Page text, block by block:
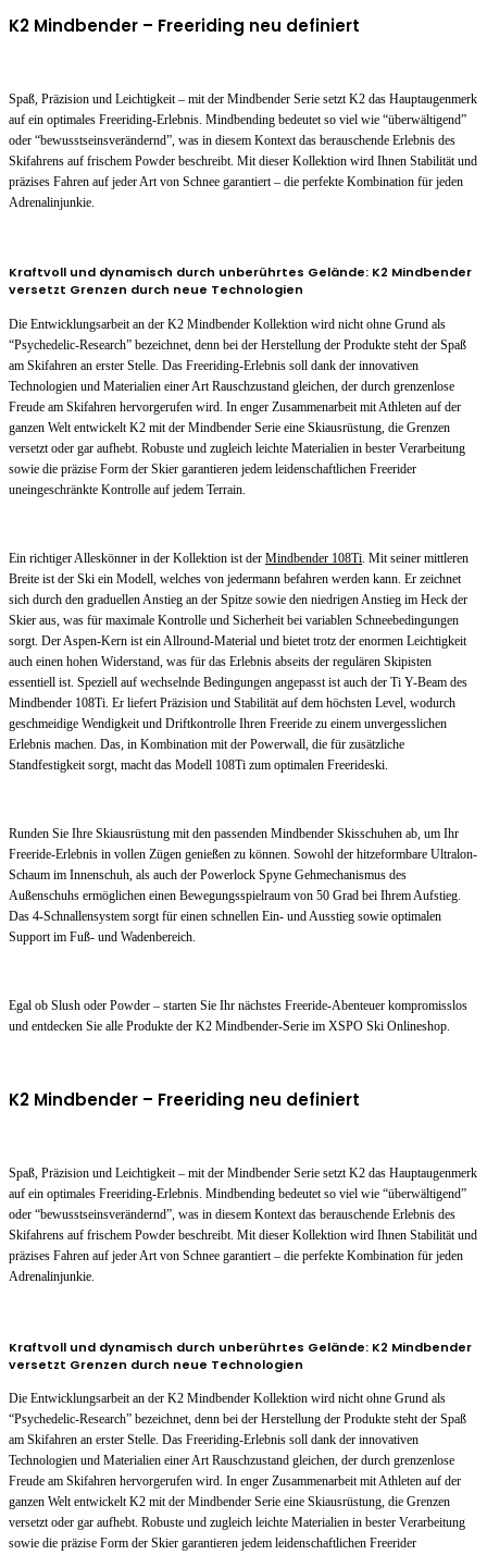
K2 Mindbender – Freeriding neu definiert
Spaß, Präzision und Leichtigkeit – mit der Mindbender Serie setzt K2 das Hauptaugenmerk
auf ein optimales Freeriding-Erlebnis. Mindbending bedeutet so viel wie “überwältigend”
oder “bewusstseinsverändernd”, was in diesem Kontext das berauschende Erlebnis des
Skifahrens auf frischem Powder beschreibt. Mit dieser Kollektion wird Ihnen Stabilität und
präzises Fahren auf jeder Art von Schnee garantiert – die perfekte Kombination für jeden
Adrenalinjunkie.
Kraftvoll und dynamisch durch unberührtes Gelände: K2 Mindbender
versetzt Grenzen durch neue Technologien
Die Entwicklungsarbeit an der K2 Mindbender Kollektion wird nicht ohne Grund als
“Psychedelic-Research” bezeichnet, denn bei der Herstellung der Produkte steht der Spaß
am Skifahren an erster Stelle. Das Freeriding-Erlebnis soll dank der innovativen
Technologien und Materialien einer Art Rauschzustand gleichen, der durch grenzenlose
Freude am Skifahren hervorgerufen wird. In enger Zusammenarbeit mit Athleten auf der
ganzen Welt entwickelt K2 mit der Mindbender Serie eine Skiausrüstung, die Grenzen
versetzt oder gar aufhebt. Robuste und zugleich leichte Materialien in bester Verarbeitung
sowie die präzise Form der Skier garantieren jedem leidenschaftlichen Freerider
uneingeschränkte Kontrolle auf jedem Terrain.
Ein richtiger Alleskönner in der Kollektion ist der Mindbender 108Ti. Mit seiner mittleren
Breite ist der Ski ein Modell, welches von jedermann befahren werden kann. Er zeichnet
sich durch den graduellen Anstieg an der Spitze sowie den niedrigen Anstieg im Heck der
Skier aus, was für maximale Kontrolle und Sicherheit bei variablen Schneebedingungen
sorgt. Der Aspen-Kern ist ein Allround-Material und bietet trotz der enormen Leichtigkeit
auch einen hohen Widerstand, was für das Erlebnis abseits der regulären Skipisten
essentiell ist. Speziell auf wechselnde Bedingungen angepasst ist auch der Ti Y-Beam des
Mindbender 108Ti. Er liefert Präzision und Stabilität auf dem höchsten Level, wodurch
geschmeidige Wendigkeit und Driftkontrolle Ihren Freeride zu einem unvergesslichen
Erlebnis machen. Das, in Kombination mit der Powerwall, die für zusätzliche
Standfestigkeit sorgt, macht das Modell 108Ti zum optimalen Freerideski.
Runden Sie Ihre Skiausrüstung mit den passenden Mindbender Skisschuhen ab, um Ihr
Freeride-Erlebnis in vollen Zügen genießen zu können. Sowohl der hitzeformbare Ultralon-
Schaum im Innenschuh, als auch der Powerlock Spyne Gehmechanismus des
Außenschuhs ermöglichen einen Bewegungsspielraum von 50 Grad bei Ihrem Aufstieg.
Das 4-Schnallensystem sorgt für einen schnellen Ein- und Ausstieg sowie optimalen
Support im Fuß- und Wadenbereich.
Egal ob Slush oder Powder – starten Sie Ihr nächstes Freeride-Abenteuer kompromisslos
und entdecken Sie alle Produkte der K2 Mindbender-Serie im XSPO Ski Onlineshop.
K2 Mindbender – Freeriding neu definiert
Spaß, Präzision und Leichtigkeit – mit der Mindbender Serie setzt K2 das Hauptaugenmerk
auf ein optimales Freeriding-Erlebnis. Mindbending bedeutet so viel wie “überwältigend”
oder “bewusstseinsverändernd”, was in diesem Kontext das berauschende Erlebnis des
Skifahrens auf frischem Powder beschreibt. Mit dieser Kollektion wird Ihnen Stabilität und
präzises Fahren auf jeder Art von Schnee garantiert – die perfekte Kombination für jeden
Adrenalinjunkie.
Kraftvoll und dynamisch durch unberührtes Gelände: K2 Mindbender
versetzt Grenzen durch neue Technologien
Die Entwicklungsarbeit an der K2 Mindbender Kollektion wird nicht ohne Grund als
“Psychedelic-Research” bezeichnet, denn bei der Herstellung der Produkte steht der Spaß
am Skifahren an erster Stelle. Das Freeriding-Erlebnis soll dank der innovativen
Technologien und Materialien einer Art Rauschzustand gleichen, der durch grenzenlose
Freude am Skifahren hervorgerufen wird. In enger Zusammenarbeit mit Athleten auf der
ganzen Welt entwickelt K2 mit der Mindbender Serie eine Skiausrüstung, die Grenzen
versetzt oder gar aufhebt. Robuste und zugleich leichte Materialien in bester Verarbeitung
sowie die präzise Form der Skier garantieren jedem leidenschaftlichen Freerider